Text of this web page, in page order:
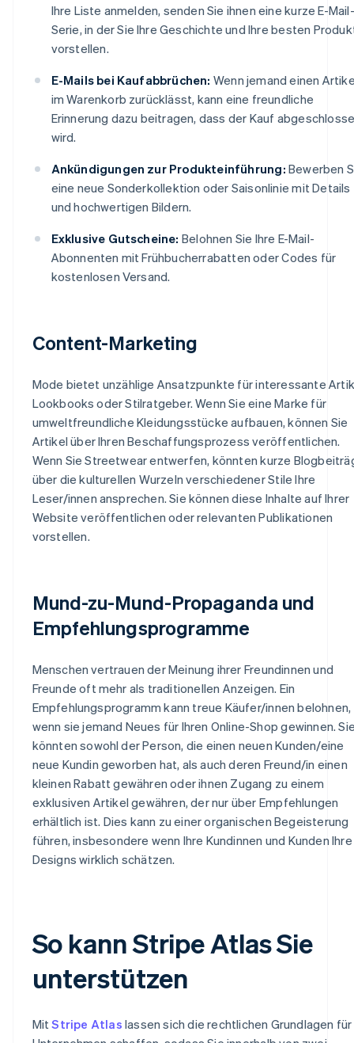
Ihre Liste anmelden, senden Sie ihnen eine kurze E-Mail-
Serie, in der Sie Ihre Geschichte und Ihre besten
vorstellen.
E-Mails bei Kaufabbrüchen: Wenn jemand einen
im Warenkorb zurücklässt, kann eine freundliche
Erinnerung dazu beitragen, dass der Kauf
wird.
Ankündigungen zur Produkteinführung: Bewerben
eine neue Sonderkollektion oder Saisonlinie mit Details
und hochwertigen Bildern.
Exklusive Gutscheine: Belohnen Sie Ihre E-Mail-
Abonnenten mit Frühbucherrabatten oder Codes für
kostenlosen Versand.
Content-Marketing
Mode bietet unzählige Ansatzpunkte für interessante
Lookbooks oder Stilratgeber. Wenn Sie eine Marke für
umweltfreundliche Kleidungsstücke aufbauen, können Sie
Artikel über Ihren Beschaffungsprozess veröffentlichen.
Wenn Sie Streetwear entwerfen, könnten kurze
über die kulturellen Wurzeln verschiedener Stile Ihre
Leser/innen ansprechen. Sie können diese Inhalte auf Ihrer
Website veröffentlichen oder relevanten Publikationen
vorstellen.
Mund-zu-Mund-Propaganda und
Empfehlungsprogramme
Menschen vertrauen der Meinung ihrer Freundinnen und
Freunde oft mehr als traditionellen Anzeigen. Ein
Empfehlungsprogramm kann treue Käufer/innen belohnen,
wenn sie jemand Neues für Ihren Online-Shop gewinnen.
könnten sowohl der Person, die einen neuen Kunden/eine
neue Kundin geworben hat, als auch deren Freund/in einen
kleinen Rabatt gewähren oder ihnen Zugang zu einem
exklusiven Artikel gewähren, der nur über Empfehlungen
erhältlich ist. Dies kann zu einer organischen Begeisterung
führen, insbesondere wenn Ihre Kundinnen und Kunden Ihre
Designs wirklich schätzen.
So kann Stripe Atlas Sie
unterstützen
MitStripe Atlas lassen sich die rechtlichen Grundlagen für